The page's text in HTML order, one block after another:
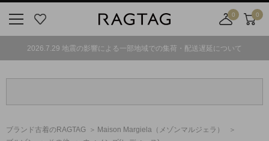
気
0
舗
カ
ト
0
2026.7.29 地震の影響による一部地域での集荷・配送遅延について
ブランド古着のRAGTAG Maison Margiela （メゾンマルジェラ）